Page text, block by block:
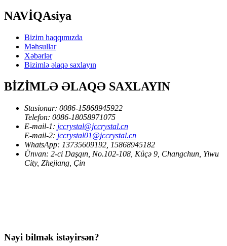
NAVİQAsiya
Bizim haqqımızda
Məhsullar
Xəbərlər
Bizimlə əlaqə saxlayın
BİZİMLƏ ƏLAQƏ SAXLAYIN
Stasionar: 0086-15868945922
Telefon: 0086-18058971075
E-mail-1: jccrystal@jccrystal.cn
E-mail-2: jccrystal01@jccrystal.cn
WhatsApp: 13735609192, 15868945182
Ünvan: 2-ci Daşqın, No.102-108, Küçə 9, Changchun, Yiwu
City, Zhejiang, Çin
Nəyi bilmək istəyirsən?